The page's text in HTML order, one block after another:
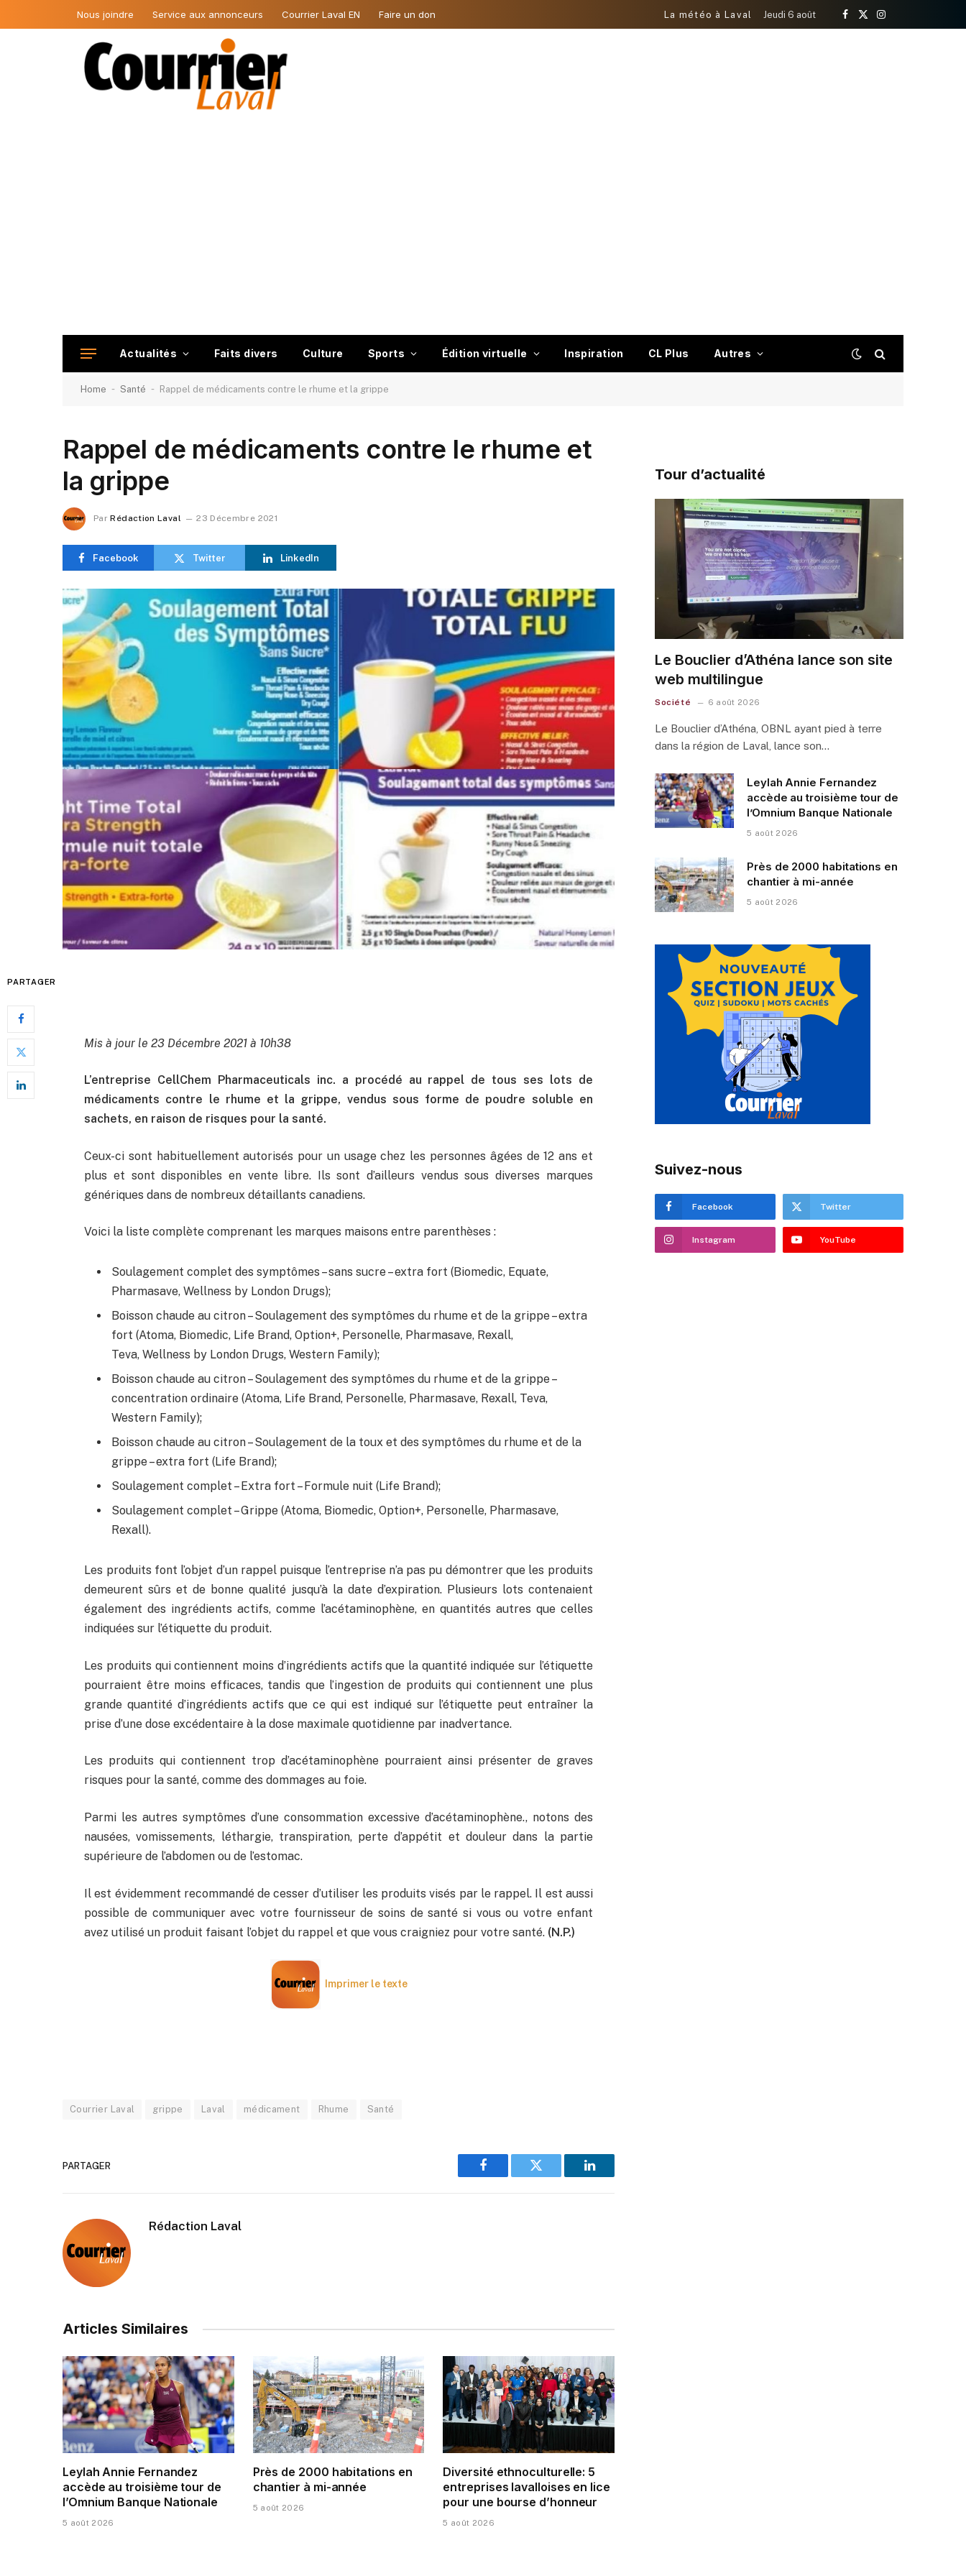
Nous joindre Service aux annonceurs Courrier Laval EN Faire un don La météo à Laval Jeudi 6 août
Facebook
X
Instagram
Actualités Faits divers Culture Sports Édition virtuelle Inspiration CL Plus Autres
Home - Santé - Rappel de médicaments contre le rhume et la grippe
Rappel de médicaments contre le rhume et
la grippe
Par Rédaction Laval 23 Décembre 2021
Facebook Twitter LinkedIn
PARTAGER
Mis à jour le 23 Décembre 2021 à 10h38
L’entreprise CellChem Pharmaceuticals inc. a procédé au rappel de tous ses lots de
médicaments contre le rhume et la grippe, vendus sous forme de poudre soluble en
sachets, en raison de risques pour la santé.
Ceux-ci sont habituellement autorisés pour un usage chez les personnes âgées de 12 ans et
plus et sont disponibles en vente libre. Ils sont d’ailleurs vendus sous diverses marques
génériques dans de nombreux détaillants canadiens.
Voici la liste complète comprenant les marques maisons entre parenthèses :
Soulagement complet des symptômes – sans sucre – extra fort (Biomedic, Equate,
Pharmasave, Wellness by London Drugs);
Boisson chaude au citron – Soulagement des symptômes du rhume et de la grippe – extra
fort (Atoma, Biomedic, Life Brand, Option+, Personelle, Pharmasave, Rexall,
Teva, Wellness by London Drugs, Western Family);
Boisson chaude au citron – Soulagement des symptômes du rhume et de la grippe –
concentration ordinaire (Atoma, Life Brand, Personelle, Pharmasave, Rexall, Teva,
Western Family);
Boisson chaude au citron – Soulagement de la toux et des symptômes du rhume et de la
grippe – extra fort (Life Brand);
Soulagement complet – Extra fort – Formule nuit (Life Brand);
Soulagement complet – Grippe (Atoma, Biomedic, Option+, Personelle, Pharmasave,
Rexall).
Les produits font l’objet d’un rappel puisque l’entreprise n’a pas pu démontrer que les produits
demeurent sûrs et de bonne qualité jusqu’à la date d’expiration. Plusieurs lots contenaient
également des ingrédients actifs, comme l’acétaminophène, en quantités autres que celles
indiquées sur l’étiquette du produit.
Les produits qui contiennent moins d’ingrédients actifs que la quantité indiquée sur l’étiquette
pourraient être moins efficaces, tandis que l’ingestion de produits qui contiennent une plus
grande quantité d’ingrédients actifs que ce qui est indiqué sur l’étiquette peut entraîner la
prise d’une dose excédentaire à la dose maximale quotidienne par inadvertance.
Les produits qui contiennent trop d’acétaminophène pourraient ainsi présenter de graves
risques pour la santé, comme des dommages au foie.
Parmi les autres symptômes d’une consommation excessive d’acétaminophène., notons des
nausées, vomissements, léthargie, transpiration, perte d’appétit et douleur dans la partie
supérieure de l’abdomen ou de l’estomac.
Il est évidemment recommandé de cesser d’utiliser les produits visés par le rappel. Il est aussi
possible de communiquer avec votre fournisseur de soins de santé si vous ou votre enfant
avez utilisé un produit faisant l’objet du rappel et que vous craigniez pour votre santé. (N.P.)
Imprimer le texte
Courrier Laval grippe Laval médicament Rhume Santé
PARTAGER
Facebook Twitter LinkedIn
Rédaction Laval
Articles Similaires
Leylah Annie Fernandez
accède au troisième tour de
l’Omnium Banque Nationale
5 août 2026
Près de 2000 habitations en
chantier à mi-année
5 août 2026
Diversité ethnoculturelle: 5
entreprises lavalloises en lice
pour une bourse d’honneur
5 août 2026
Tour d’actualité
Le Bouclier d’Athéna lance son site
web multilingue
Société 6 août 2026
Le Bouclier d’Athéna, OBNL ayant pied à terre
dans la région de Laval, lance son…
Leylah Annie Fernandez
accède au troisième tour de
l’Omnium Banque Nationale
5 août 2026
Près de 2000 habitations en
chantier à mi-année
5 août 2026
Suivez-nous
Facebook Twitter
Instagram YouTube